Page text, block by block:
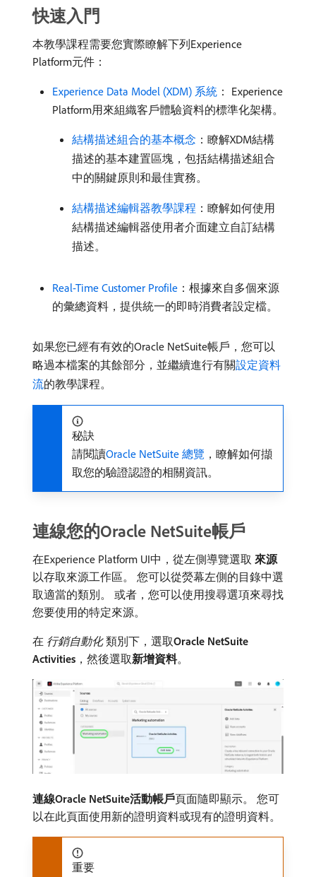
快速入門
本教學課程需要您實際瞭解下列Experience
Platform元件：
Experience Data Model (XDM) 系統 ： Experience
Platform用來組織客戶體驗資料的標準化架構。
結構描述組合的基本概念 ：瞭解XDM結構
描述的基本建置區塊，包括結構描述組合
中的關鍵原則和最佳實務。
結構描述編輯器教學課程 ：瞭解如何使用
結構描述編輯器使用者介面建立自訂結構
描述。
Real-Time Customer Profile ：根據來自多個來源
的彙總資料，提供統一的即時消費者設定檔。
如果您已經有有效的Oracle NetSuite帳戶，您可以
略過本檔案的其餘部分，並繼續進行有關設定資料
流的教學課程。
秘訣
請閱讀Oracle NetSuite 總覽 ，瞭解如何擷
取您的驗證認證的相關資訊。
連線您的Oracle NetSuite帳戶
在Experience Platform UI中，從左側導覽選取​ 來源​
以存取來源工作區。 您可以從熒幕左側的目錄中選
取適當的類別。 或者，您可以使用搜尋選項來尋找
您要使用的特定來源。
在​ 行銷自動化​類別下，選取​Oracle NetSuite
Activities ，然後選取​新增資料。
連線Oracle NetSuite活動帳戶​頁面隨即顯示。 您可
以在此頁面使用新的證明資料或現有的證明資料。
重要